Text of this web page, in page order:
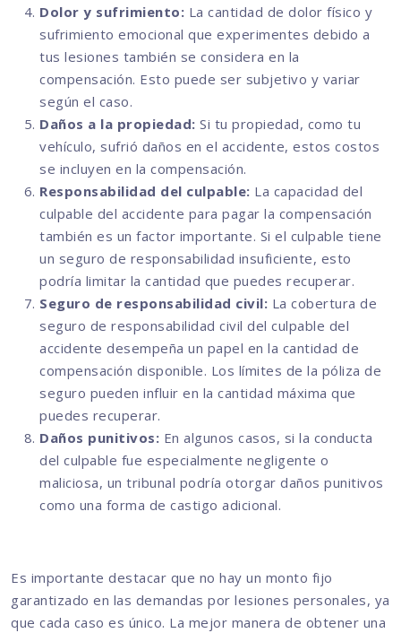
Dolor y sufrimiento: La cantidad de dolor físico y
sufrimiento emocional que experimentes debido a
tus lesiones también se considera en la
compensación. Esto puede ser subjetivo y variar
según el caso.
Daños a la propiedad: Si tu propiedad, como tu
vehículo, sufrió daños en el accidente, estos costos
se incluyen en la compensación.
Responsabilidad del culpable: La capacidad del
culpable del accidente para pagar la compensación
también es un factor importante. Si el culpable tiene
un seguro de responsabilidad insuficiente, esto
podría limitar la cantidad que puedes recuperar.
Seguro de responsabilidad civil: La cobertura de
seguro de responsabilidad civil del culpable del
accidente desempeña un papel en la cantidad de
compensación disponible. Los límites de la póliza de
seguro pueden influir en la cantidad máxima que
puedes recuperar.
Daños punitivos: En algunos casos, si la conducta
del culpable fue especialmente negligente o
maliciosa, un tribunal podría otorgar daños punitivos
como una forma de castigo adicional.
Es importante destacar que no hay un monto fijo
garantizado en las demandas por lesiones personales, ya
que cada caso es único. La mejor manera de obtener una